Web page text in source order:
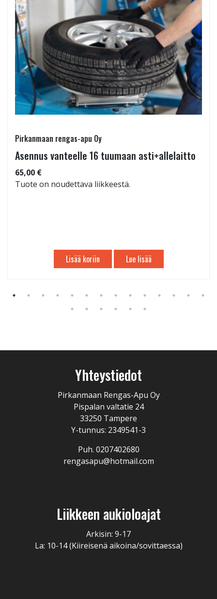
Pirkanmaan rengas-apu Oy
Asennus vanteelle 16 tuumaan asti+allelaitto
65,00 €
Tuote on noudettava liikkeestä.
Lisää koriin Lue lisää
Yhteystiedot
Pirkanmaan Rengas-Apu Oy
Pispalan valtatie 24
33250 Tampere
Y-tunnus: 2349541-3
Puh. 0207402680
rengasapu@hotmail.com
Liikkeen aukioloajat
Arkisin: 9-17
La: 10-14 (Kiireisenä aikoina/sovittaessa)